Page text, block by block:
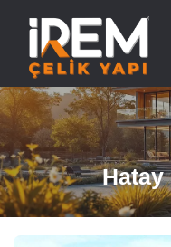
Hatay